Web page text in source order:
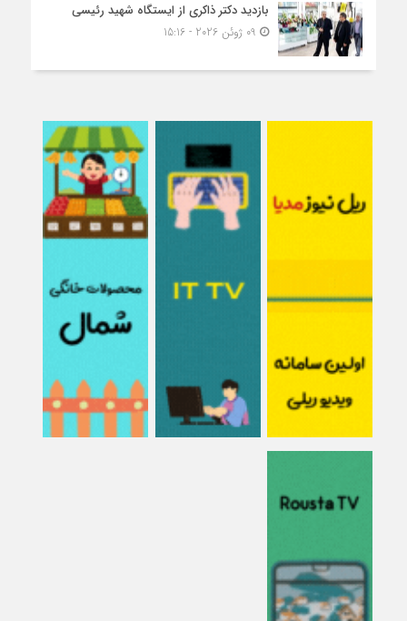
بازدید دکتر ذاکری از ایستگاه شهید رئیسی